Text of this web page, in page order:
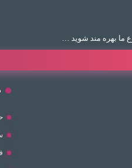
ما بهره مند شوید …